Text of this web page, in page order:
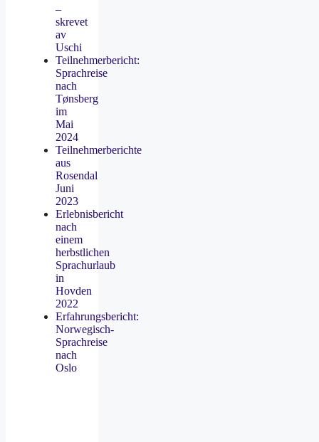
–
skrevet
av
Uschi
Teilnehmerbericht:
Sprachreise
nach
Tønsberg
im
Mai
2024
Teilnehmerberichte
aus
Rosendal
Juni
2023
Erlebnisbericht
nach
einem
herbstlichen
Sprachurlaub
in
Hovden
2022
Erfahrungsbericht:
Norwegisch-
Sprachreise
nach
Oslo